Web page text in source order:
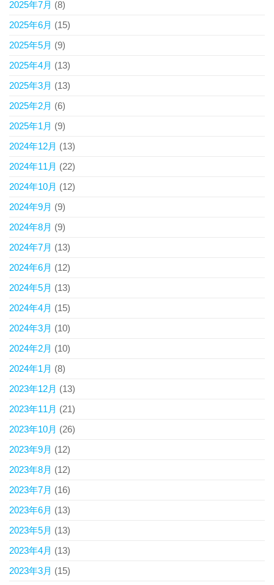
2025年7月 (8)
2025年6月 (15)
2025年5月 (9)
2025年4月 (13)
2025年3月 (13)
2025年2月 (6)
2025年1月 (9)
2024年12月 (13)
2024年11月 (22)
2024年10月 (12)
2024年9月 (9)
2024年8月 (9)
2024年7月 (13)
2024年6月 (12)
2024年5月 (13)
2024年4月 (15)
2024年3月 (10)
2024年2月 (10)
2024年1月 (8)
2023年12月 (13)
2023年11月 (21)
2023年10月 (26)
2023年9月 (12)
2023年8月 (12)
2023年7月 (16)
2023年6月 (13)
2023年5月 (13)
2023年4月 (13)
2023年3月 (15)